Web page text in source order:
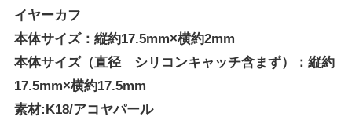
イヤーカフ
本体サイズ：縦約17.5mm×横約2mm
本体サイズ（直径 シリコンキャッチ含まず）：縦約
17.5mm×横約17.5mm
素材:K18/アコヤパール